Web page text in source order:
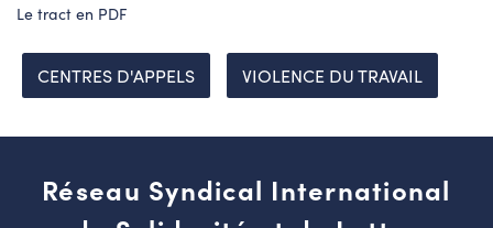
Le tract en PDF
CENTRES D'APPELS VIOLENCE DU TRAVAIL
Réseau Syndical International